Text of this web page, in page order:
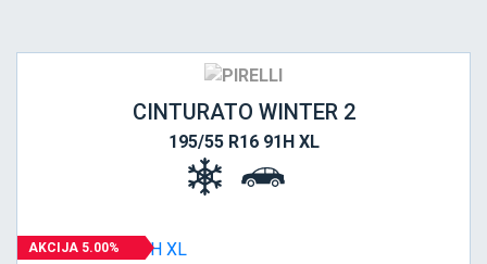
CINTURATO WINTER 2
195/55 R16 91H XL
AKCIJA 5.00%